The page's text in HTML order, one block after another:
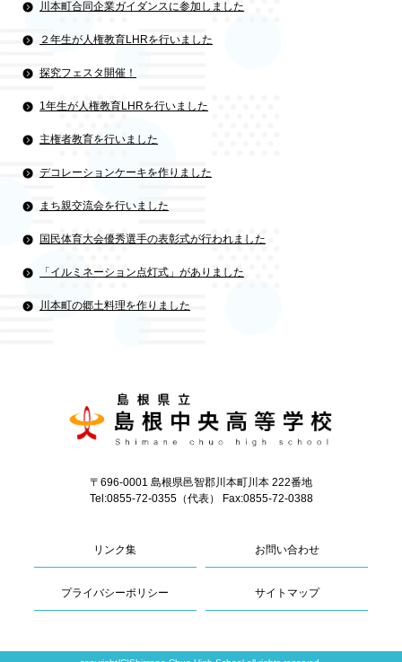
川本町合同企業ガイダンスに参加しました
２年生が人権教育LHRを行いました
探究フェスタ開催！
1年生が人権教育LHRを行いました
主権者教育を行いました
デコレーションケーキを作りました
まち親交流会を行いました
国民体育大会優秀選手の表彰式が行われました
「イルミネーション点灯式」がありました
川本町の郷土料理を作りました
〒696-0001 島根県邑智郡川本町川本 222番地
Tel:0855-72-0355（代表） Fax:0855-72-0388
リンク集 お問い合わせ
プライバシーポリシー サイトマップ